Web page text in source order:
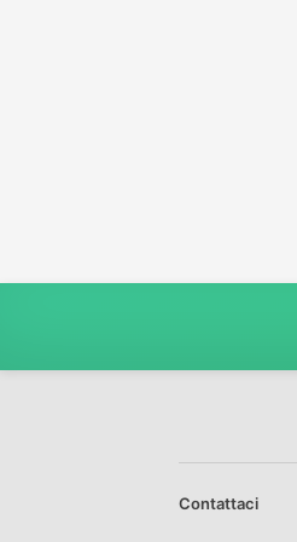
Contattaci